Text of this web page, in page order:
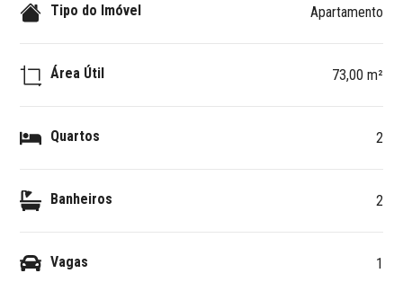
Tipo do Imóvel Apartamento
Área Útil 73,00 m²
Quartos 2
Banheiros 2
Vagas 1